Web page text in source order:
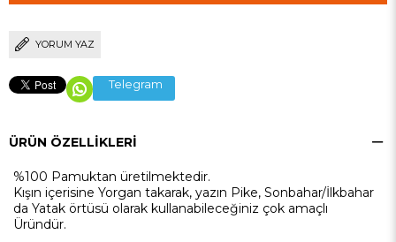
YORUM YAZ
Telegram
ÜRÜN ÖZELLIKLERI
%100 Pamuktan üretilmektedir.
Kışın içerisine Yorgan takarak, yazın Pike, Sonbahar/İlkbahar
da Yatak örtüsü olarak kullanabileceğiniz çok amaçlı
Üründür.